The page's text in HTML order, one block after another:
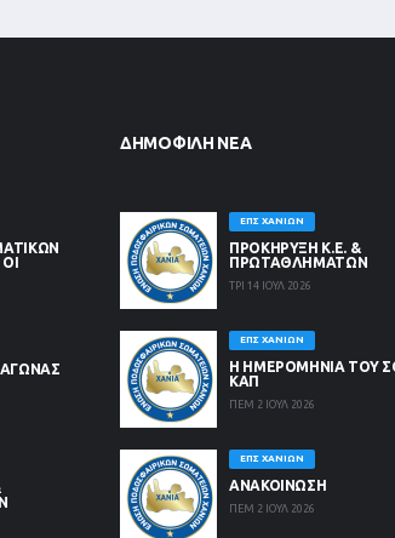
ΑΓΩΝΑΣ
ΔΗΜΟΦΙΛΉ ΝΈΑ
ΕΠΣ ΧΑΝΊΩΝ
ΠΡΟΚΗΡΥΞΗ Κ.Ε. &
ΠΡΩΤΑΘΛΗΜΑΤΩΝ
ΤΡΙ 14 ΙΟΥΛ 2026
ΕΠΣ ΧΑΝΊΩΝ
Η ΗΜΕΡΟΜΗΝΙΑ ΤΟΥ
ΚΑΠ
ΠΕΜ 2 ΙΟΥΛ 2026
ΕΠΣ ΧΑΝΊΩΝ
ΑΝΑΚΟΙΝΩΣΗ
ΠΕΜ 2 ΙΟΥΛ 2026